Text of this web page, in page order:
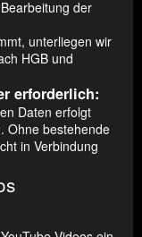
der
unterliegen wir
HGB und
erforderlich:
Daten erfolgt
Ohne bestehende
in Verbindung